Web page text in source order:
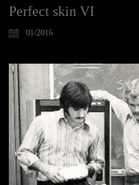
Perfect skin VI
01/2016